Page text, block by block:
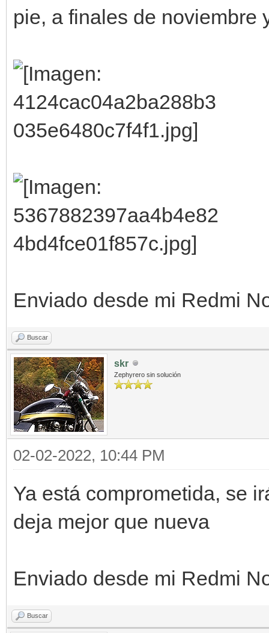
pie, a finales de noviembre
Enviado desde mi Redmi
Buscar
skr
Zephyrero sin solución
02-02-2022, 10:44 PM
Ya está comprometida, se
deja mejor que nueva
Enviado desde mi Redmi
Buscar